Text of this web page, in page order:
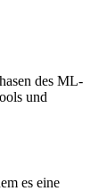
des ML-
und
es eine